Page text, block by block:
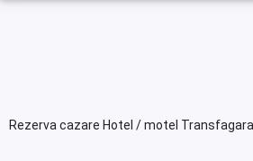
Rezerva cazare Hotel / motel